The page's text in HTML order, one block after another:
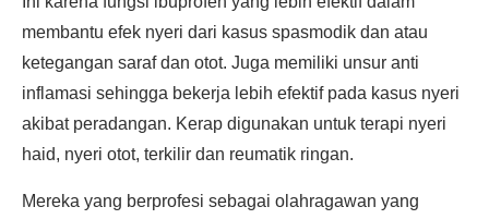
membantu efek nyeri dari kasus spasmodik dan atau
ketegangan saraf dan otot. Juga memiliki unsur anti
inflamasi sehingga bekerja lebih efektif pada kasus nyeri
akibat peradangan. Kerap digunakan untuk terapi nyeri
haid, nyeri otot, terkilir dan reumatik ringan.
Mereka yang berprofesi sebagai olahragawan yang